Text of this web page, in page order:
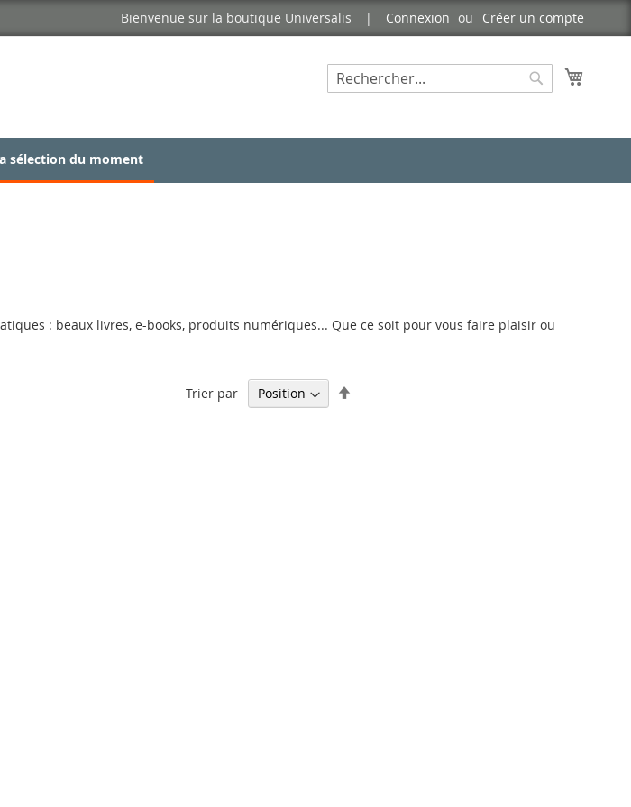
Bienvenue sur la boutique Universalis Connexion Créer un compte
Rechercher
sélection du moment
: beaux livres, e-books, produits numériques... Que ce soit pour vous faire plaisir ou
Trier par